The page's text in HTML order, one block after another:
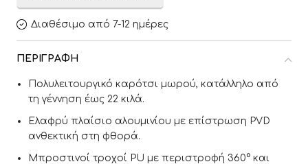
Διαθέσιμο από 7-12 ημέρες
ΠΕΡΙΓΡΑΦΉ
Πολυλειτουργικό καρότσι μωρού, κατάλληλο από
τη γέννηση έως 22 κιλά.
Ελαφρύ πλαίσιο αλουμινίου με επίστρωση PVD
ανθεκτική στη φθορά.
Μπροστινοί τροχοί PU με περιστροφή 360° και